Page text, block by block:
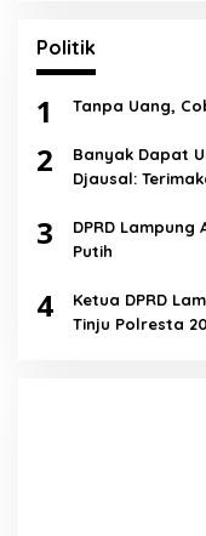
Politik
1 Tanpa Uang,
2
Banyak Dapat
Djausal:
3
DPRD
Putih
4
Ketua DPRD
Tinju Polresta